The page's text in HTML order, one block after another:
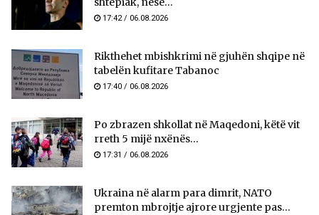
17:42 / 06.08.2026
Rikthehet mbishkrimi në gjuhën shqipe në
tabelën kufitare Tabanoc
17:40 / 06.08.2026
Po zbrazen shkollat në Maqedoni, këtë vit
rreth 5 mijë nxënës...
17:31 / 06.08.2026
Ukraina në alarm para dimrit, NATO
premton mbrojtje ajrore urgjente pas...